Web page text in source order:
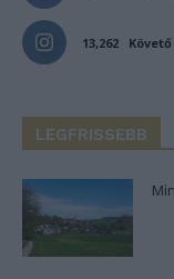
13,262 Követő
LEGFRISSEBB